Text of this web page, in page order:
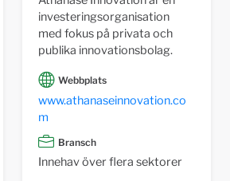
investeringsorganisation
med fokus på privata och
publika innovationsbolag.
Webbplats
www.athanaseinnovation.co
m
Bransch
Innehav över flera sektorer